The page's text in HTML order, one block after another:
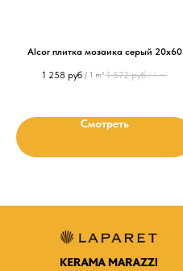
Alcor плитка мозаика серый 20х60
1 258 руб / 1 m² 1 572 руб / 1 m²
Смотреть